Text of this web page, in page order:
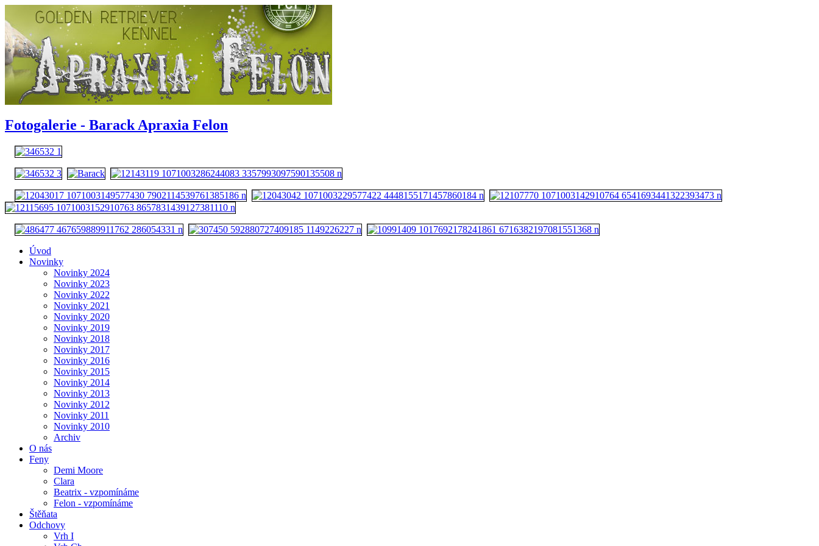
Fotogalerie - Barack Apraxia Felon
Úvod
Novinky
Novinky 2024
Novinky 2023
Novinky 2022
Novinky 2021
Novinky 2020
Novinky 2019
Novinky 2018
Novinky 2017
Novinky 2016
Novinky 2015
Novinky 2014
Novinky 2013
Novinky 2012
Novinky 2011
Novinky 2010
Archiv
O nás
Feny
Demi Moore
Clara
Beatrix - vzpomínáme
Felon - vzpomínáme
Štěňata
Odchovy
Vrh I